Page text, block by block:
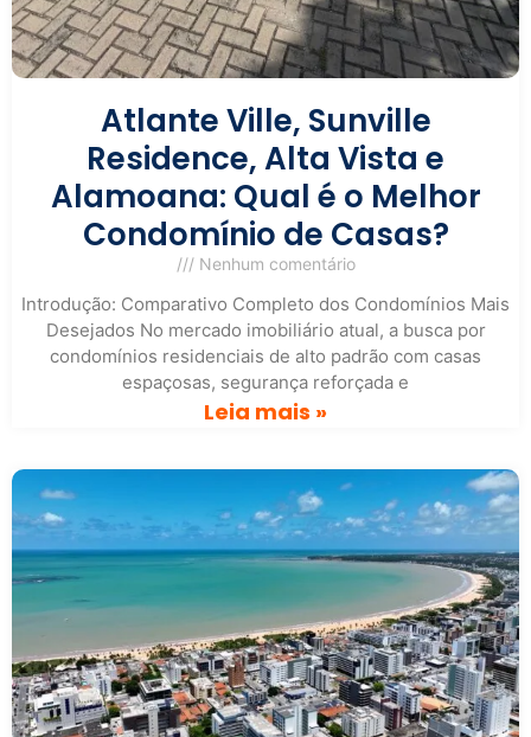
Atlante Ville, Sunville
Residence, Alta Vista e
Alamoana: Qual é o Melhor
Condomínio de Casas?
Nenhum comentário
Introdução: Comparativo Completo dos Condomínios Mais
Desejados No mercado imobiliário atual, a busca por
condomínios residenciais de alto padrão com casas
espaçosas, segurança reforçada e
Leia mais »